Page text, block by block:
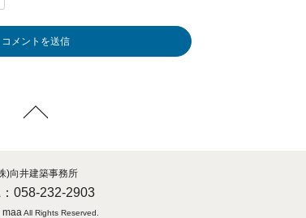
)向井建築事務所
058-232-2903
maa All Rights Reserved.